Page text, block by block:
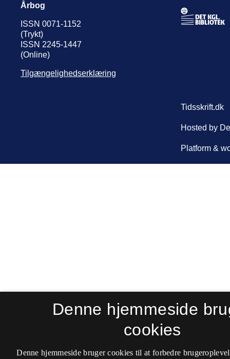
Årbog
ISSN 0071-1152
(Trykt)
ISSN 2245-1447
(Online)
Tilgængelighedserklæring
Denne hjemmeside
cookies
Denne hjemmeside bruger cookies til at forbedre